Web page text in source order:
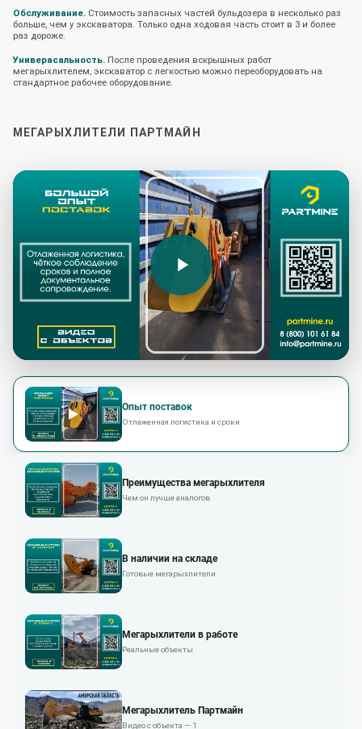
Обслуживание. Стоимость запасных частей бульдозера в несколько раз
больше, чем у экскаватора. Только одна ходовая часть стоит в 3 и более
раз дороже.
Универасальность. После проведения вскрышных работ
мегарыхлителем, экскаватор с легкостью можно переоборудовать на
стандартное рабочее оборудование.
МЕГАРЫХЛИТЕЛИ ПАРТМАЙН
Опыт поставок
Отлаженная логистика и сроки
Преимущества мегарыхлителя
Чем он лучше аналогов
В наличии на складе
Готовые мегарыхлители
Мегарыхлители в работе
Реальные объекты
Мегарыхлитель Партмайн
Видео с объекта — 1